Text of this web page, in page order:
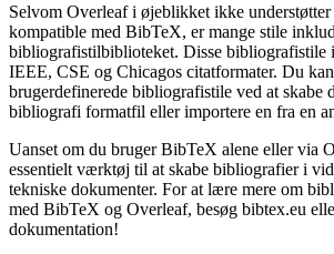
Selvom Overleaf i øjeblikket ikke
kompatible med BibTeX, er mange stile
bibliografistilbiblioteket. Disse bibliografistile
IEEE, CSE og Chicagos citatformater. Du
brugerdefinerede bibliografistile ved at skabe
bibliografi formatfil eller importere en fra en
Uanset om du bruger BibTeX alene eller via
essentielt værktøj til at skabe bibliografier i
tekniske dokumenter. For at lære mere om
med BibTeX og Overleaf, besøg bibtex.eu
dokumentation!